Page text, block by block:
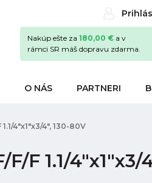
Nakúp ešte za 180,00 € a v
rámci SR máš dopravu zdarma.
O NÁS PARTNERI
4"x1"x3/4", 130-80V
F 1.1/4"x1"x3/